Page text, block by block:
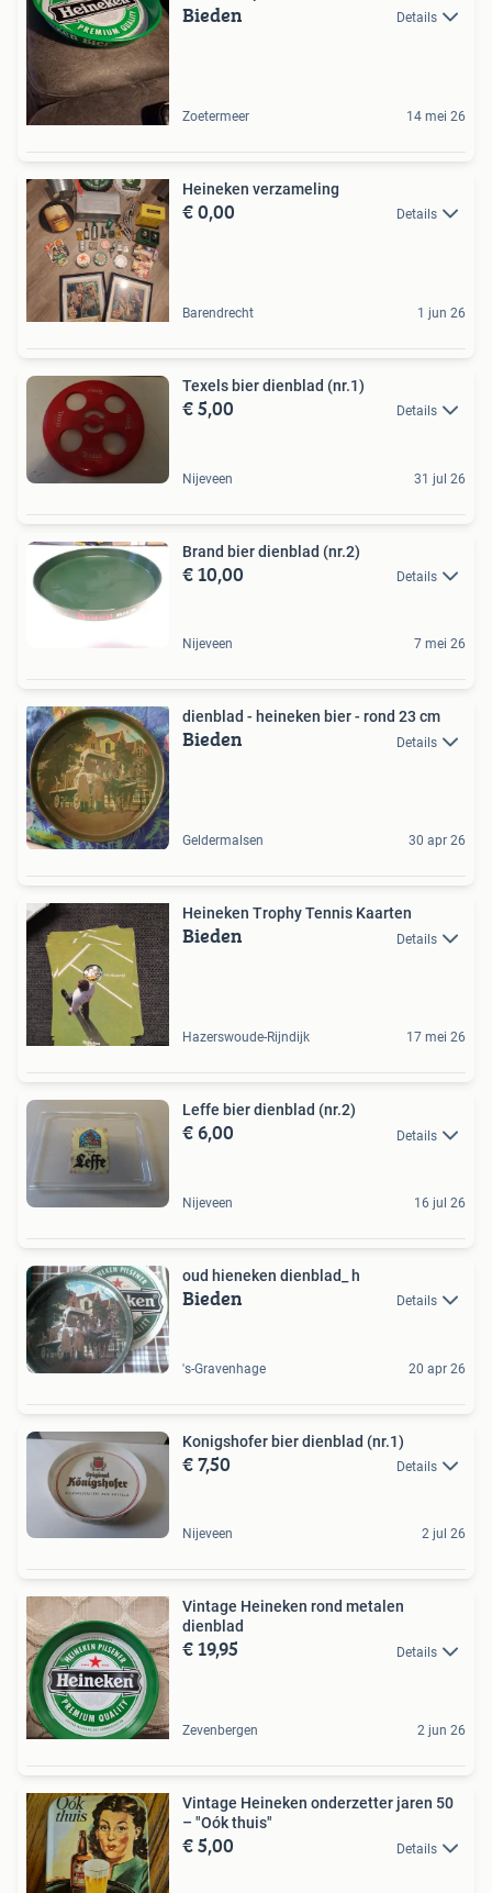
Bieden Details
Zoetermeer 14 mei 26
Heineken verzameling
€ 0,00 Details
Barendrecht 1 jun 26
Texels bier dienblad (nr.1)
€ 5,00 Details
Nijeveen 31 jul 26
Brand bier dienblad (nr.2)
€ 10,00 Details
Nijeveen 7 mei 26
dienblad - heineken bier - rond 23 cm
Bieden Details
Geldermalsen 30 apr 26
Heineken Trophy Tennis Kaarten
Bieden Details
Hazerswoude-Rijndijk 17 mei 26
Leffe bier dienblad (nr.2)
€ 6,00 Details
Nijeveen 16 jul 26
oud hieneken dienblad_ h
Bieden Details
's-Gravenhage 20 apr 26
Konigshofer bier dienblad (nr.1)
€ 7,50 Details
Nijeveen 2 jul 26
Vintage Heineken rond metalen
dienblad
€ 19,95 Details
Zevenbergen 2 jun 26
Vintage Heineken onderzetter jaren 50
– "Oók thuis"
€ 5,00 Details